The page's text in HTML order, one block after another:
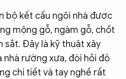
bộ kết cấu ngôi nhà được
mộng gỗ, ngàm gỗ, chốt
sắt. Đây là kỹ thuật xây
rường xưa, đòi hỏi độ
chi tiết và tay nghề rất